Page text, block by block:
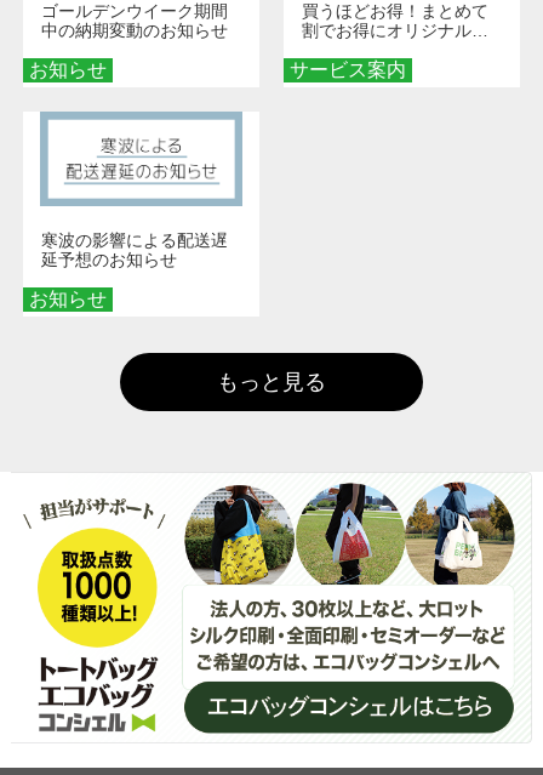
お知らせ
ゴールデンウイーク期間
中の納期変動のお知らせ
サービス案内
買うほどお得！まとめて
割でお得にオリジナルグ
お知らせ
寒波の影響による配送遅
延予想のお知らせ
もっと見る